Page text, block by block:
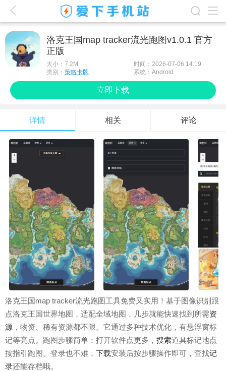
最新游戏
游戏攻略
洛克王国map tracker流光跑图v1.0.1 官方
正版
大小： 7.2M
时间：2026-07-06 14:19
类别： 策略卡牌 系统：Android
立即下载
详情 相关 评论
洛克王国map tracker流光跑图工具免费又实用！基于图像识别跟
点洛克王国世界地图，适配全域地图，几步就能快速找到所需资
源 ，物资、稀有资源都不限。它通过多种技术优化，有悬浮窗标
记等亮点。跑图步骤简单：打开软件点更多， 搜索道具标记地点
按指引跑图。登录也不难， 下载安装后按步骤操作即可，查找记
录还能存档哦。